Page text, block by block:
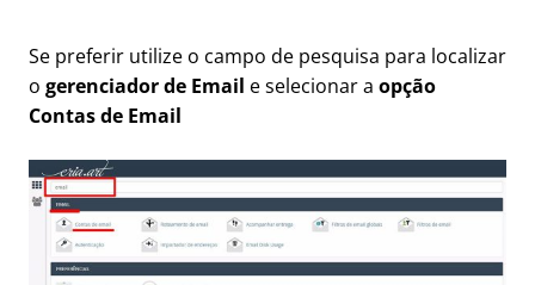
Se preferir utilize o campo de pesquisa para localizar
o gerenciador de Email e selecionar a opção
Contas de Email